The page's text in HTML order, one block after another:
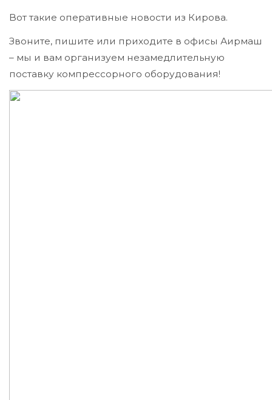
Вот такие оперативные новости из Кирова.
Звоните, пишите или приходите в офисы Аирмаш
– мы и вам организуем незамедлительную
поставку компрессорного оборудования!